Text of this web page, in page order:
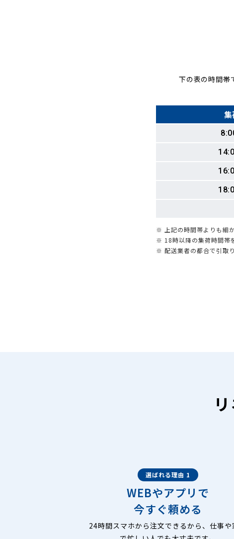
下の表の時間帯
※ 上記の時間帯よりも細
※ 18時以降の集荷時間帯
※ 配送業者の都合で引取
選ばれる理由 1
WEBやアプリで
今すぐ頼める
24時間スマホから注文できるから、仕事や